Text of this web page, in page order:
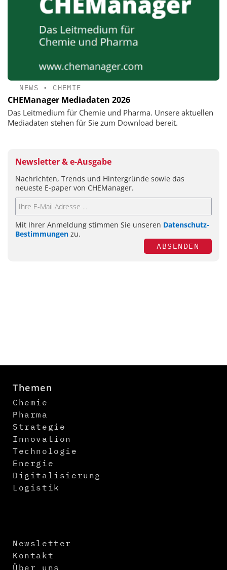
NEWS • CHEMIE
CHEManager Mediadaten 2026
Das Leitmedium für Chemie und Pharma. Unsere aktuellen
Mediadaten stehen für Sie zum Download bereit.
Newsletter & e-Ausgabe
Nachrichten, Trends und Hintergründe sowie das
neueste E-paper von CHEManager.
Mit Ihrer Anmeldung stimmen Sie unseren Datenschutz-
Bestimmungen zu.
ABSENDEN
Themen
Chemie
Pharma
Strategie
Innovation
Technologie
Energie
Digitalisierung
Logistik
Newsletter
Kontakt
Über uns